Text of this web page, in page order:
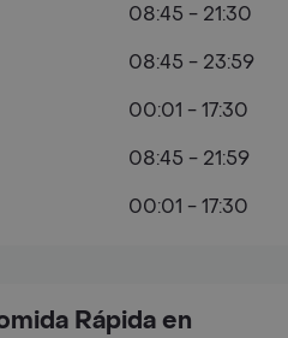
Rápida en
08:45 - 21:30
08:45 - 23:59
00:01 - 17:30
08:45 - 21:59
00:01 - 17:30